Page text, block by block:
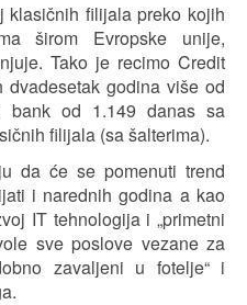
filijala preko kojih
širom Evropske unije,
Tako je recimo Credit
godina više od
od 1.149 danas sa
filijala (sa šalterima).
da će se pomenuti trend
i narednih godina a kao
IT tehnologija i „primetni
sve poslove vezane za
zavaljeni u fotelje“ i